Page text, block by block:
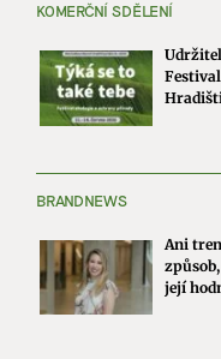
KOMERČNÍ SDĚLENÍ
BRANDNEWS
Ani
její